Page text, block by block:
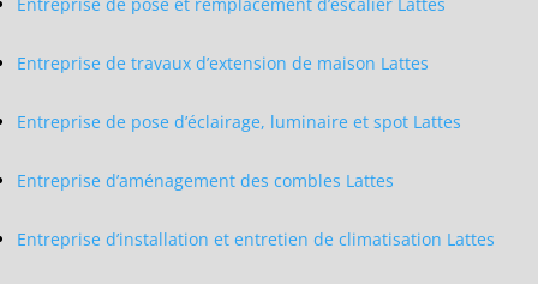
Entreprise de travaux d’extension de maison Lattes
Entreprise de pose d’éclairage, luminaire et spot Lattes
Entreprise d’aménagement des combles Lattes
Entreprise d’installation et entretien de climatisation Lattes